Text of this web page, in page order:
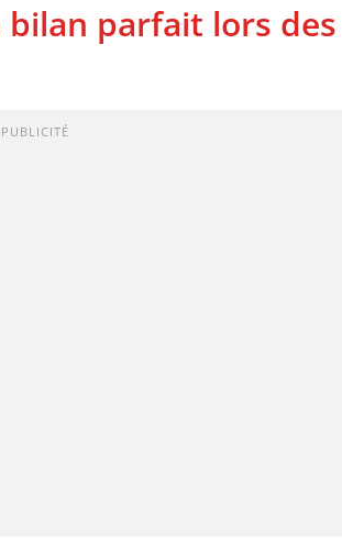
bilan parfait lors des